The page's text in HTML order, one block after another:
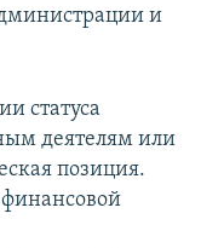
и
статуса
деятелям или
позиция.
финансовой